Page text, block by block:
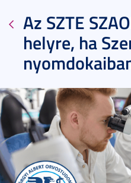
Az SZTE
helyre, ha